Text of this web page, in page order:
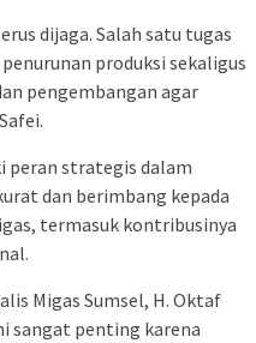
dijaga. Salah satu tugas
produksi sekaligus
pengembangan agar
peran strategis dalam
dan berimbang kepada
termasuk kontribusinya
Migas Sumsel, H. Oktaf
sangat penting karena